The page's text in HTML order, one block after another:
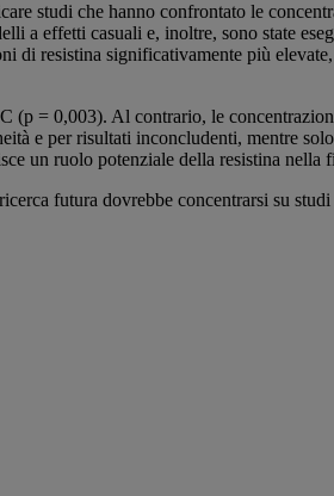
studi che hanno confrontato le
a effetti casuali e, inoltre, sono state
di resistina significativamente più
(p = 0,003). Al contrario, le
e per risultati inconcludenti, mentre
un ruolo potenziale della resistina nella
futura dovrebbe concentrarsi su